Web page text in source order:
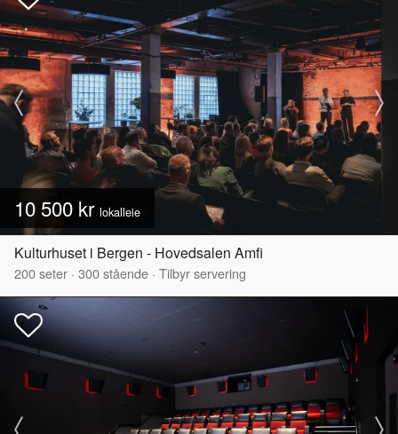
10 500 kr lokalleie
Kulturhuset i Bergen - Hovedsalen Amfi
200seter · 300stående · Tilbyr servering